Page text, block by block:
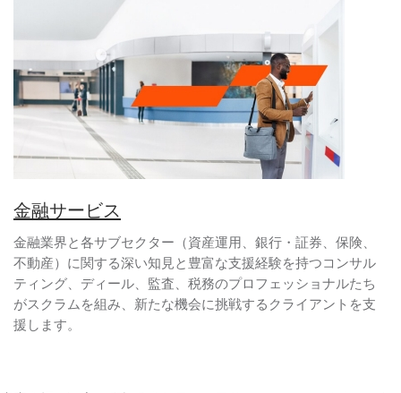
金融サービス
金融業界と各サブセクター（資産運用、銀行・証券、保険、
不動産）に関する深い知見と豊富な支援経験を持つコンサル
ティング、ディール、監査、税務のプロフェッショナルたち
がスクラムを組み、新たな機会に挑戦するクライアントを支
援します。